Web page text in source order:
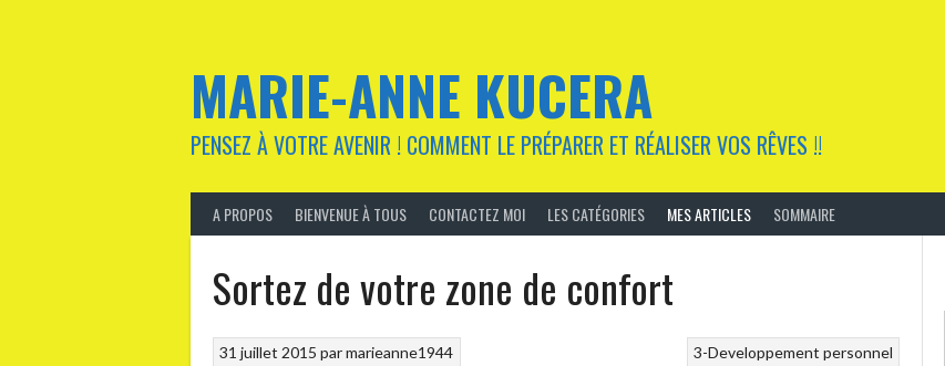
MARIE-ANNE KUCERA
PENSEZ À VOTRE AVENIR ! COMMENT LE PRÉPARER ET RÉALISER VOS RÊVES !!
A PROPOS BIENVENUE À TOUS CONTACTEZ MOI LES CATÉGORIES MES ARTICLES SOMMAIRE
Sortez de votre zone de confort
3-Developpement personnel
31 juillet 2015 parmarieanne1944